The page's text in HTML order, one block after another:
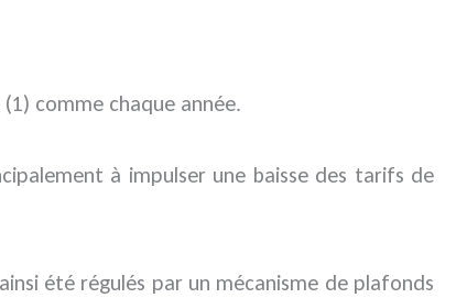
comme chaque année.
à impulser une baisse des tarifs de
été régulés par un mécanisme de plafonds